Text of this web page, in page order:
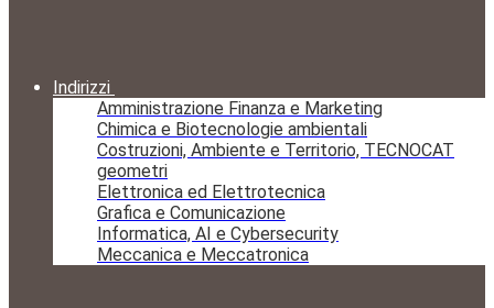
Indirizzi
Amministrazione Finanza e Marketing
Chimica e Biotecnologie ambientali
Costruzioni, Ambiente e Territorio, TECNOCAT
geometri
Elettronica ed Elettrotecnica
Grafica e Comunicazione
Informatica, AI e Cybersecurity
Meccanica e Meccatronica